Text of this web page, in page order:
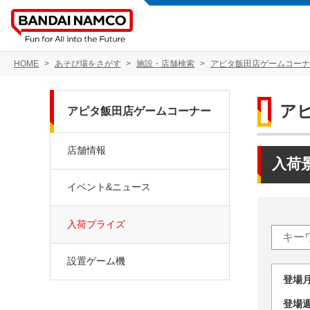
HOME あそび場をさがす 施設・店舗検索 アピタ飯田店ゲームコー
ア
入荷
登
登
アピタ飯田店ゲームコーナー
店舗情報
イベント&ニュース
入荷プライズ
設置ゲーム機